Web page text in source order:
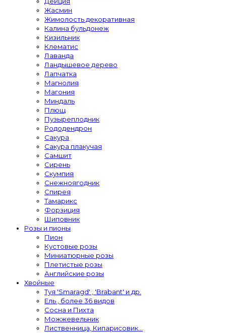
Жасмин
Жимолость декоративная
Калина бульдонеж
Кизильник
Клематис
Лаванда
Ландышевое дерево
Лапчатка
Магнолия
Магония
Миндаль
Плющ
Пузыреплодник
Рододендрон
Сакура
Сакура плакучая
Самшит
Сирень
Скумпия
Снежноягодник
Спирея
Тамарикс
Форзиция
Шиповник
Розы и пионы
Пион
Кустовые розы
Миниатюрные розы
Плетистые розы
Английские розы
Хвойные
Туя 'Smaragd' , 'Brabant' и др.
Ель , более 36 видов
Сосна и Пихта
Можжевельник
Лиственница, Кипарисовик...